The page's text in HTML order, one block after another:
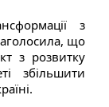
з
що
з розвитку
збільшити